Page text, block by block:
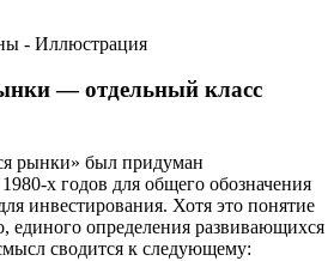
— отдельный класс
рынки» был придуман
х годов для общего обозначения
инвестирования. Хотя это понятие
единого определения развивающихся
сводится к следующему: